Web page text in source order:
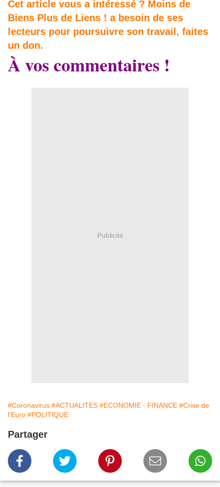
Cet article vous a intéressé ? Moins de
Biens Plus de Liens ! a besoin de ses
lecteurs pour poursuivre son travail, faites
un don.
À vos commentaires !
Publicité
#Coronavirus #ACTUALITES #ECONOMIE - FINANCE #Crise de
l'Euro #POLITIQUE
Partager